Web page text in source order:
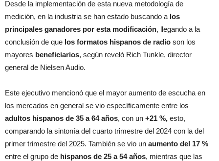
Desde la implementación de esta nueva metodología de
medición, en la industria se han estado buscando a los
principales ganadores por esta modificación, llegando a la
conclusión de que los formatos hispanos de radio son los
mayores beneficiarios, según reveló Rich Tunkle, director
general de Nielsen Audio.
Este ejecutivo mencionó que el mayor aumento de escucha en
los mercados en general se vio específicamente entre los
adultos hispanos de 35 a 64 años, con un +21 %, esto,
comparando la sintonía del cuarto trimestre del 2024 con la del
primer trimestre del 2025. También se vio un aumento del 17 %
entre el grupo de hispanos de 25 a 54 años, mientras que las